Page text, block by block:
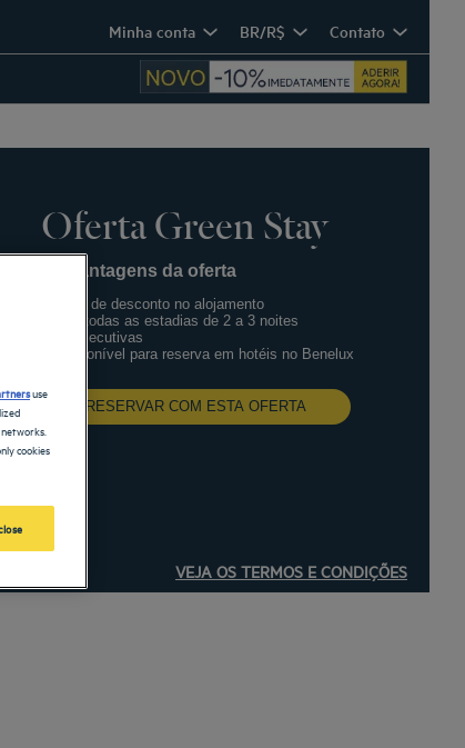
Minha conta BR/R$ Contato
Oferta Green Stay
As vantagens da oferta
10% de desconto no alojamento
Em todas as estadias de 2 a 3 noites
consecutivas
Disponível para reserva em hotéis no Benelux
RESERVAR COM ESTA OFERTA
VEJA OS TERMOS E CONDIÇÕES
use
cookies